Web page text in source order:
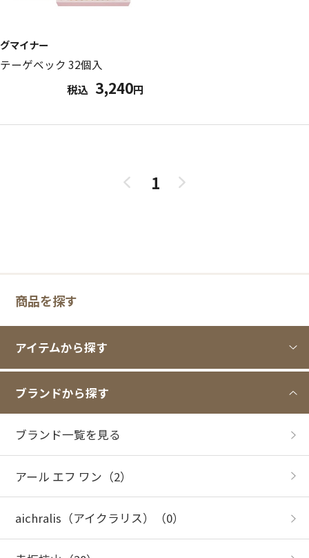
商品を探す
アイテムから探す
ブランドから探す
ブランド一覧を見る
アール エフ ワン （2）
aichralis（アイクラリス） （0）
グマイナー
テーゲベック 32個入
税込 3,240円
1